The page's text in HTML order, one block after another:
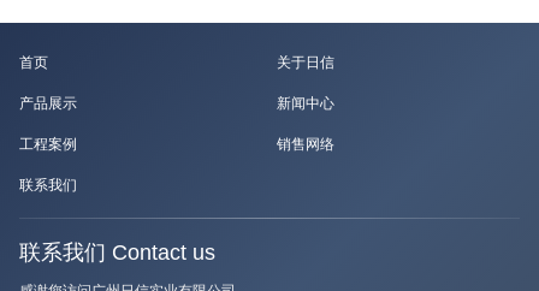
首页 关于日信
产品展示 新闻中心
工程案例 销售网络
联系我们
联系我们 Contact us